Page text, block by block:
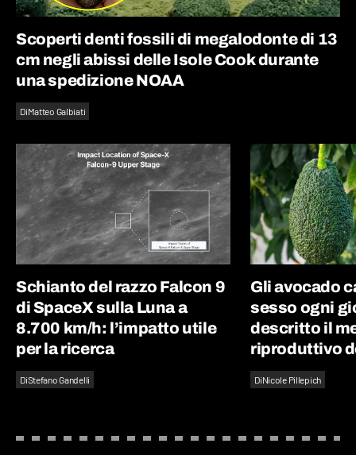
Scoperti denti fossili di megalodonte di 13
cm negli abissi delle Isole Cook durante
una spedizione NOAA
DiMatteo Galbiati
Schianto del razzo Falcon 9
di SpaceX sulla Luna a
8.700 km/h: l’impatto utile
per la ricerca
DiStefano Gandelli
Gli avocado
sesso ogni
descritto il
riproduttivo
DiNicole Pillepich